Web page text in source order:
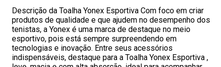
Descrição da Toalha Yonex Esportiva Com foco em criar
produtos de qualidade e que ajudem no desempenho dos
tenistas, a Yonex é uma marca de destaque no meio
esportivo, pois está sempre surpreendendo em
tecnologias e inovação. Entre seus acessórios
indispensáveis, destaque para a Toalha Yonex Esportiva ,